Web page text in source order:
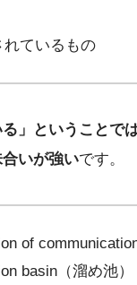
れているもの
る」ということ
いが強いです。
of
basin（溜め池）